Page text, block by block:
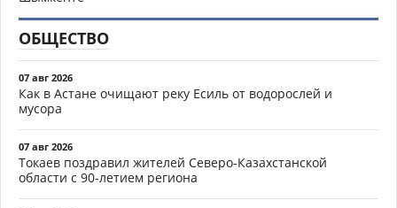
ОБЩЕСТВО
07 авг 2026
Как в Астане очищают реку Есиль от водорослей и
мусора
07 авг 2026
Токаев поздравил жителей Северо-Казахстанской
области с 90-летием региона